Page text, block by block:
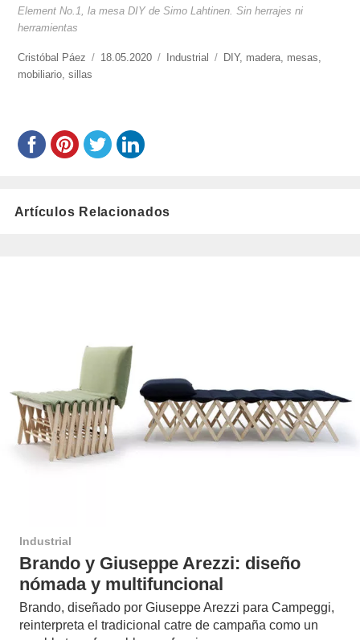
Element No.1, la mesa DIY de Simo Lahtinen. Sin herrajes ni
herramientas
https://www.experimenta.es/author/cristobal-
paez/
Cristóbal Páez
Publicado
18.05.2020 Categorías
Industrial Etiquetas
DIY, madera mesas
mobiliario ,sillas
Artículos Relacionados
Industrial
Brando y Giuseppe Arezzi: diseño
nómada y multifuncional
Brando, diseñado por Giuseppe Arezzi para Campeggi,
reinterpreta el tradicional catre de campaña como un